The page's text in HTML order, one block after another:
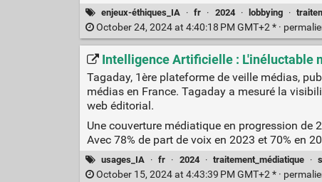
enjeux-éthiques_IA · fr · 2024 · lobbying ·
October 24, 2024 at 4:40:18 PM GMT+2 * ·
Intelligence Artificielle : L'inéluctable
Tagaday, 1ère plateforme de veille médias,
médias en France. Tagaday a mesuré la
web éditorial.
Une couverture médiatique en progression de
Avec 78% de part de voix en 2023 et 70% en
usages_IA · fr · 2024 · traitement_médiatique ·
October 15, 2024 at 4:43:39 PM GMT+2 * ·